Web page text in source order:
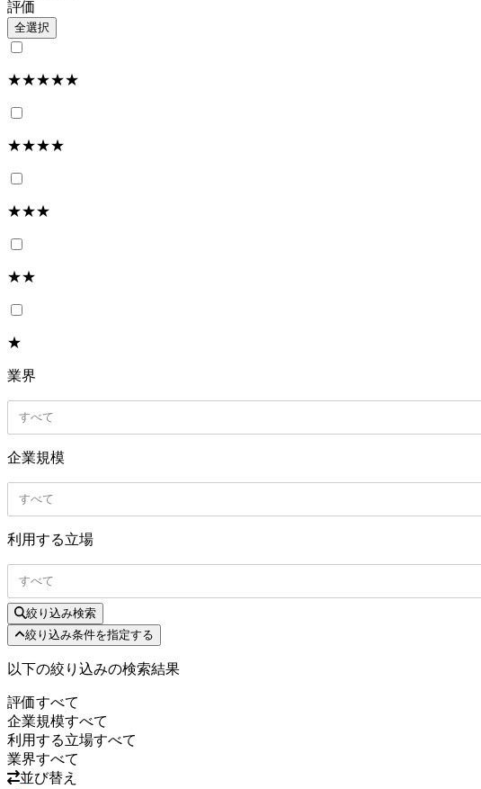
評価
全選択
★★★★★
★★★★
★★★
★★
★
業界
すべて
企業規模
すべて
利用する立場
すべて
絞り込み検索
絞り込み条件を指定する
以下の絞り込みの検索結果
評価すべて
企業規模すべて
利用する立場すべて
業界すべて
並び替え